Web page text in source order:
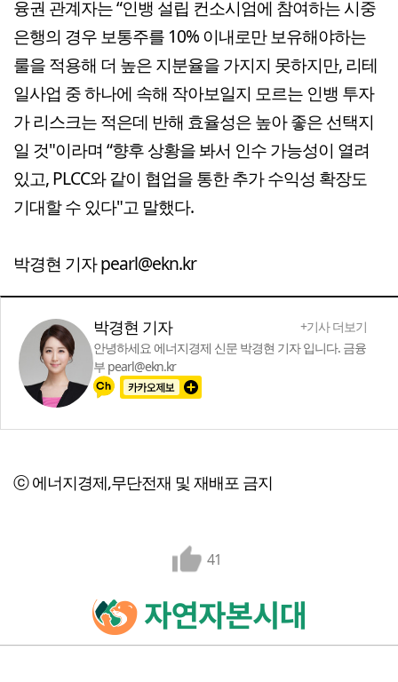
융권 관계자는 “인뱅 설립 컨소시엄에 참여하는 시중
은행의 경우 보통주를 10% 이내로만 보유해야하는
룰을 적용해 더 높은 지분율을 가지지 못하지만, 리테
일사업 중 하나에 속해 작아보일지 모르는 인뱅 투자
가 리스크는 적은데 반해 효율성은 높아 좋은 선택지
일 것"이라며 “향후 상황을 봐서 인수 가능성이 열려
있고, PLCC와 같이 협업을 통한 추가 수익성 확장도
기대할 수 있다"고 말했다.
박경현 기자 pearl@ekn.kr
박경현 기자
+기사 더보기
안녕하세요 에너지경제 신문 박경현 기자 입니다. 금융
부 pearl@ekn.kr
ⓒ 에너지경제,무단전재 및 재배포 금지
41